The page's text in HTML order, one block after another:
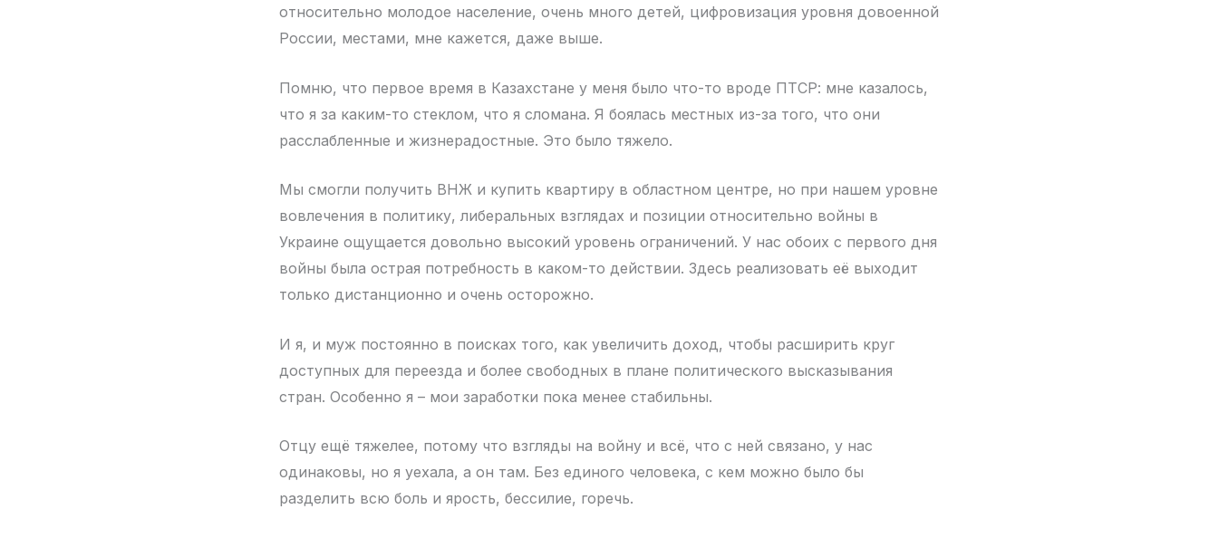
относительно молодое население, очень много детей, цифровизация уровня довоенной
России, местами, мне кажется, даже выше.
Помню, что первое время в Казахстане у меня было что-то вроде ПТСР: мне казалось,
что я за каким-то стеклом, что я сломана. Я боялась местных из-за того, что они
расслабленные и жизнерадостные. Это было тяжело.
Мы смогли получить ВНЖ и купить квартиру в областном центре, но при нашем уровне
вовлечения в политику, либеральных взглядах и позиции относительно войны в
Украине ощущается довольно высокий уровень ограничений. У нас обоих с первого дня
войны была острая потребность в каком-то действии. Здесь реализовать её выходит
только дистанционно и очень осторожно.
И я, и муж постоянно в поисках того, как увеличить доход, чтобы расширить круг
доступных для переезда и более свободных в плане политического высказывания
стран. Особенно я – мои заработки пока менее стабильны.
Отцу ещё тяжелее, потому что взгляды на войну и всё, что с ней связано, у нас
одинаковы, но я уехала, а он там. Без единого человека, с кем можно было бы
разделить всю боль и ярость, бессилие, горечь.